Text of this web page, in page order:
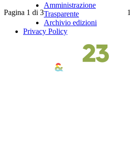
Pagina 1 di 3 1
Amministrazione
Trasparente
Archivio edizioni
Privacy Policy